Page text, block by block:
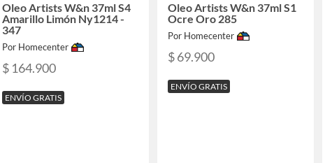
Oleo Artists W&n 37ml S4
Amarillo Limón Ny1214 -
347
Por Homecenter
$ 164.900
ENVÍO GRATIS
Oleo Artists W&n 37ml S1
Ocre Oro 285
Por Homecenter
$ 69.900
ENVÍO GRATIS